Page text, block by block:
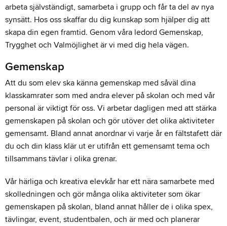
arbeta självständigt, samarbeta i grupp och får ta del av nya
synsätt. Hos oss skaffar du dig kunskap som hjälper dig att
skapa din egen framtid. Genom våra ledord Gemenskap,
Trygghet och Valmöjlighet är vi med dig hela vägen.
Gemenskap
Att du som elev ska känna gemenskap med såväl dina
klasskamrater som med andra elever på skolan och med vår
personal är viktigt för oss. Vi arbetar dagligen med att stärka
gemenskapen på skolan och gör utöver det olika aktiviteter
gemensamt. Bland annat anordnar vi varje år en fältstafett där
du och din klass klär ut er utifrån ett gemensamt tema och
tillsammans tävlar i olika grenar.
Vår härliga och kreativa elevkår har ett nära samarbete med
skolledningen och gör många olika aktiviteter som ökar
gemenskapen på skolan, bland annat håller de i olika spex,
tävlingar, event, studentbalen, och är med och planerar